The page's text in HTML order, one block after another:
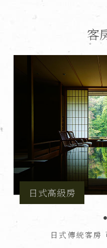
客
日式高級房
日式傳統客房